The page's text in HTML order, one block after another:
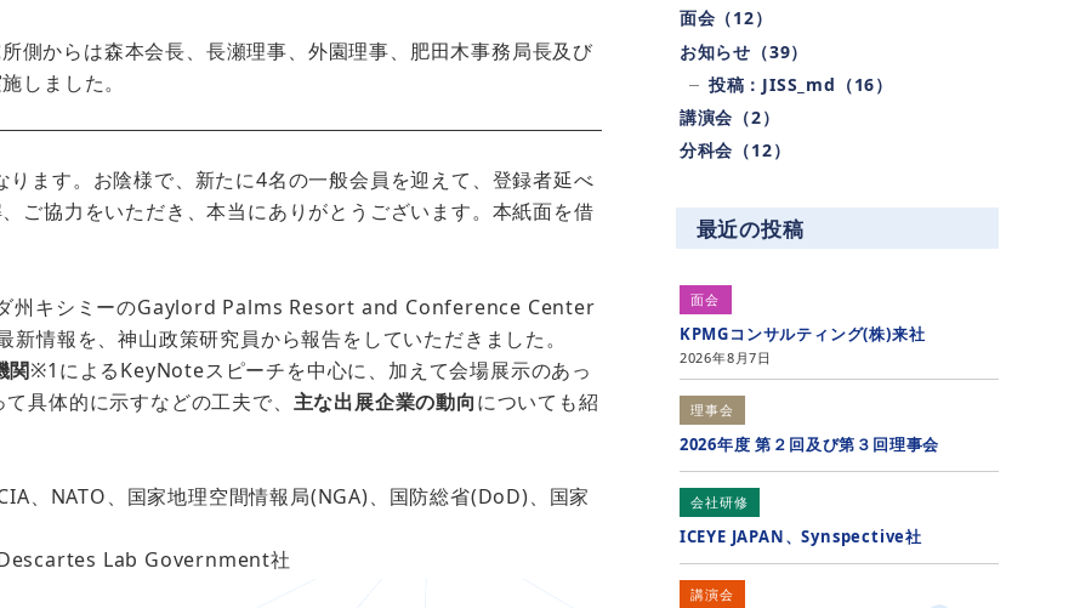
からは森本会長、長瀬理事、外園理事、肥田木事務局長及び
しました。
ます。お陰様で、新たに4名の一般会員を迎えて、登録者延べ
ご協力をいただき、本当にありがとうございます。本紙面を借
州キシミーのGaylord Palms Resort and Conference Center
新情報を、神山政策研究員から報告をしていただきました。
関※1によるKeyNoteスピーチを中心に、加えて会場展示のあっ
具体的に示すなどの工夫で、 主な出展企業の動向についても紹
NATO、国家地理空間情報局(NGA)、国防総省(DoD)、国家
Lab Government社
面会（12）
お知らせ（39）
投稿：JISS_md（16）
講演会（2）
分科会（12）
最近の投稿
面会
KPMGコンサルティング(株)来社
2026年8月7日
理事会
2026年度 第２回及び第３回理事会
会社研修
ICEYE JAPAN、Synspective社
講演会